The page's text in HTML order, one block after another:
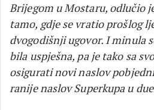
Brijegom u Mostaru, odlučio
tamo, gdje se vratio prošlog
dvogodišnji ugovor. I minula
bila uspješna, pa je tako sa
osigurati novi naslov
ranije naslov Superkupa u